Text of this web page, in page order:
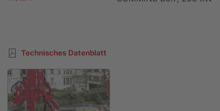
Technisches Datenblatt